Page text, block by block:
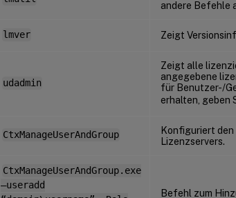
andere Befehle
lmver Zeigt
udadmin
Zeigt alle
angegebene
für Benutzer-/
erhalten, geben
CtxManageUserAndGroup
Konfiguriert
Lizenzservers.
CtxManageUserAndGroup.exe
–useradd
Befehl zum